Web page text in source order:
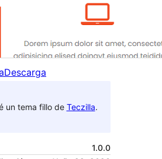
Descarga
un tema fillo de Teczilla.
1.0.0